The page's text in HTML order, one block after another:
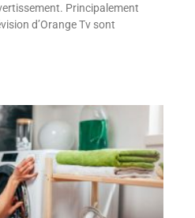
Principalement
d’Orange Tv sont